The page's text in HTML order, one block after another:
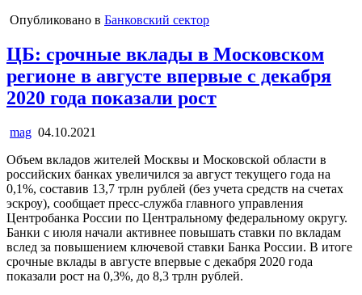
Опубликовано в Банковский сектор
ЦБ: срочные вклады в Московском
регионе в августе впервые с декабря
2020 года показали рост
mag 04.10.2021
Объем вкладов жителей Москвы и Московской области в
российских банках увеличился за август текущего года на
0,1%, составив 13,7 трлн рублей (без учета средств на счетах
эскроу), сообщает пресс-служба главного управления
Центробанка России по Центральному федеральному округу.
Банки с июля начали активнее повышать ставки по вкладам
вслед за повышением ключевой ставки Банка России. В итоге
срочные вклады в августе впервые с декабря 2020 года
показали рост на 0,3%, до 8,3 трлн рублей.